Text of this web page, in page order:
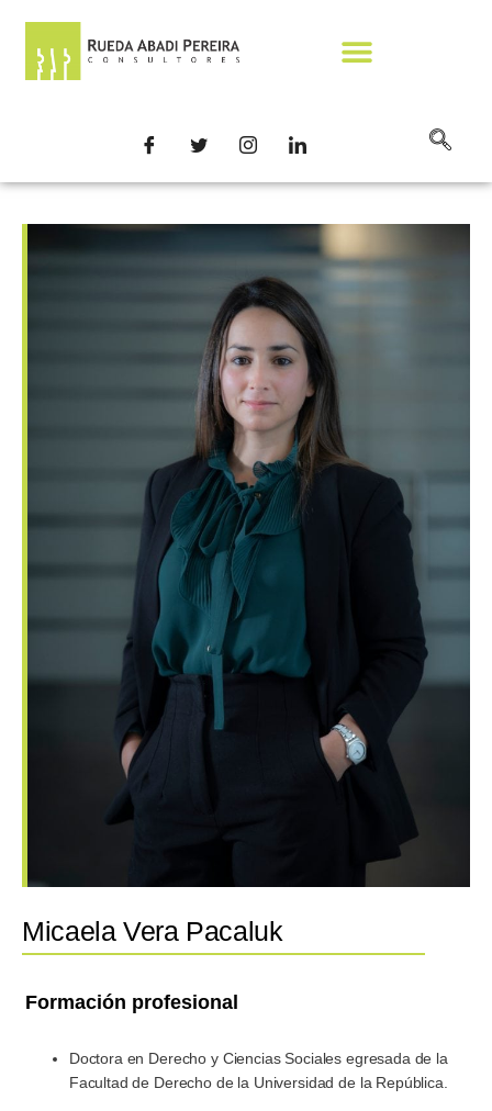
Micaela Vera Pacaluk
Formación profesional
Doctora en Derecho y Ciencias Sociales egresada de la
Facultad de Derecho de la Universidad de la República.